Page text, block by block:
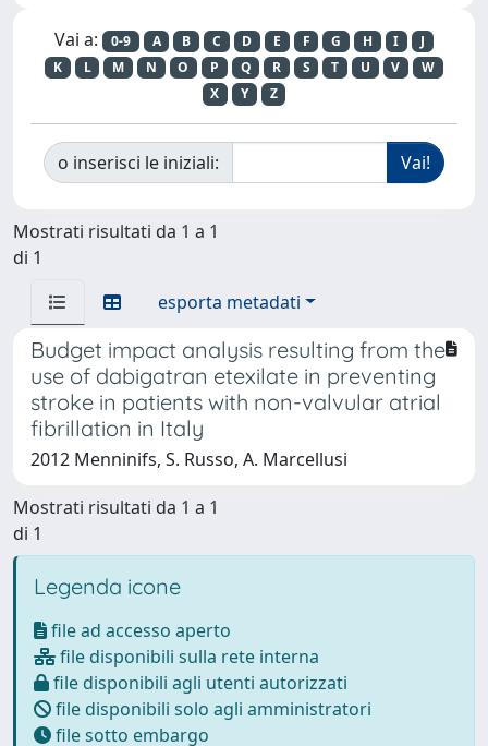
Vai a: 0-9 A B C D E F G H I
J
K
L M N O P Q R S T U V
W
X
Y Z
o inserisci le iniziali:
Mostrati risultati da 1 a 1
di 1
esporta metadati
Budget impact analysis resulting from the
use of dabigatran etexilate in preventing
stroke in patients with non-valvular atrial
fibrillation in Italy
2012 Menninifs, S. Russo, A. Marcellusi
Mostrati risultati da 1 a 1
di 1
Legenda icone
file ad accesso aperto
file disponibili sulla rete interna
file disponibili agli utenti autorizzati
file disponibili solo agli amministratori
file sotto embargo